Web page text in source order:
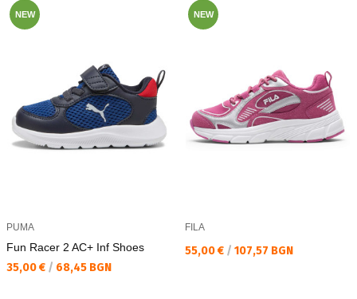
NEW
PUMA
Fun Racer 2 AC+ Inf Shoes
Текуща цена:
35,00 € / 68,45 BGN
NEW
FILA
Текуща цена:
55,00 € / 107,57 BGN